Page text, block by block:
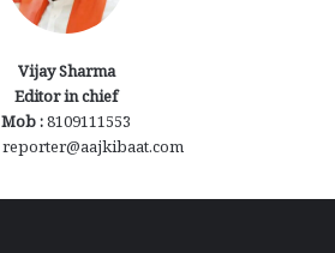
Vijay Sharma
Editor in chief
Mob :8109111553
reporter@aajkibaat.com